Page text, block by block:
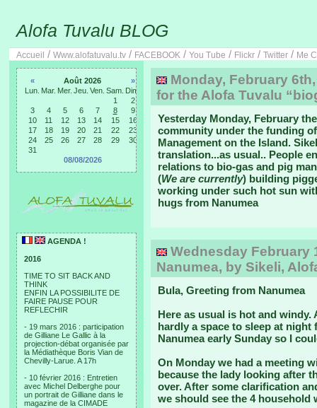
Alofa Tuvalu BLOG
Accueil / Www.alofatuvalu.tv / FACEBOOK / You Tube / Flickr / Twitter / Me
« Août 2026
»
Lun. Mar. Mer. Jeu. Ven. Sam. Dim.
1
2
3
4 5 6 7 8
9
10
11 12 13 14 15
16
17
18 19 20 21 22
23
24
25 26 27 28 29
30
31
08/08/2026
AGENDA !
2016
TIME TO SIT BACK AND
THINK
ENFIN LA POSSIBILITE DE
FAIRE PAUSE POUR
REFLECHIR
- 19 mars 2016 : participation
de Gilliane Le Gallic à la
projection-débat organisée par
la Médiathèque Boris Vian de
Chevilly-Larue. A 17h
- 10 février 2016 : Entretien
avec Michel Delberghe pour
un portrait de Gilliane dans le
magazine de la CIMADE
Monday, February
for the Alofa Tuvalu
Yesterday Monday, February
community under the funding
Management on the Island.
translation...as usual.. People
relations to bio-gas and pig
(We are currently) building
working under such hot sun
hugs from Nanumea
Wednesday February
Nanumea, by Sikeli,
Bula, Greeting from Nanumea
Here as usual is hot and
hardly a space to sleep at
Nanumea early Sunday so I
On Monday we had a meeting
because the lady looking after
over. After some clarification
we should see the 4 household